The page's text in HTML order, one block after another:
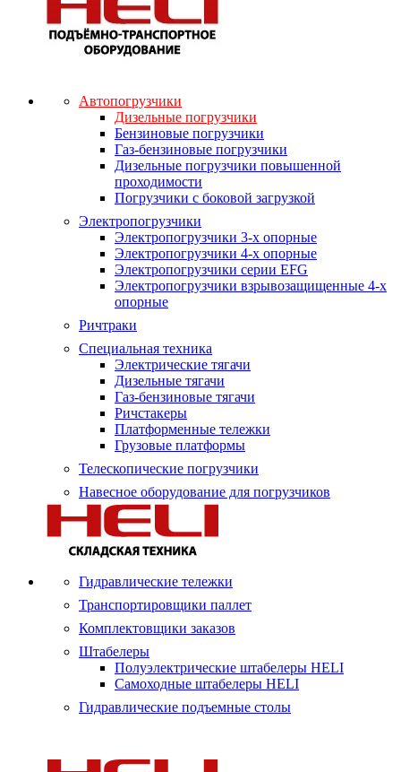
Автопогрузчики
Дизельные погрузчики
Бензиновые погрузчики
Газ-бензиновые погрузчики
Дизельные погрузчики повышенной
проходимости
Погрузчики с боковой загрузкой
Электропогрузчики
Электропогрузчики 3-х опорные
Электропогрузчики 4-х опорные
Электропогрузчики серии EFG
Электропогрузчики взрывозащищенные 4-х
опорные
Ричтраки
Специальная техника
Электрические тягачи
Дизельные тягачи
Газ-бензиновые тягачи
Ричстакеры
Платформенные тележки
Грузовые платформы
Телескопические погрузчики
Навесное оборудование для погрузчиков
Гидравлические тележки
Транспортировщики паллет
Комплектовщики заказов
Штабелеры
Полуэлектрические штабелеры HELI
Самоходные штабелеры HELI
Гидравлические подъемные столы